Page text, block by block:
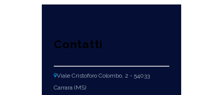
Contatti
Viale Cristoforo Colombo, 2 - 54033
Carrara (MS)